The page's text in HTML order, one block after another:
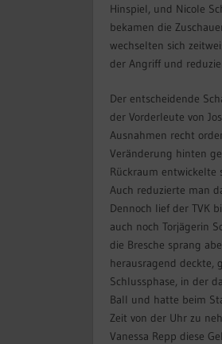
Hinspiel, und Nicole
bekamen die
wechselten sich
der Angriff und
Der entscheidende
der Vorderleute von
Ausnahmen recht
Veränderung hinten
Rückraum entwickelte
Auch reduzierte man
Dennoch lief der TVK
auch noch Torjägerin
die Bresche sprang
herausragend deckte,
Schlussphase, in der
Ball und hatte beim
Zeit von der Uhr zu
Vanessa Repp diese